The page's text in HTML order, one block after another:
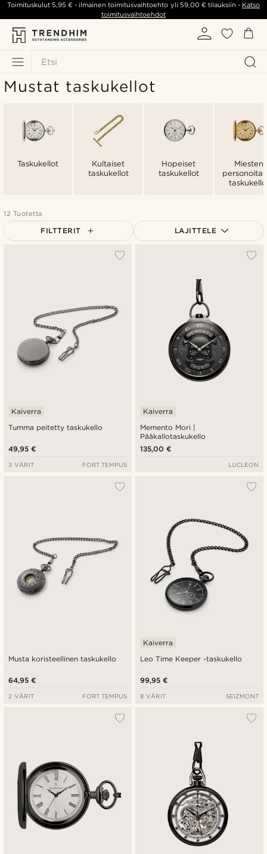
Etsi
Toimituskulut5,95 € - ilmainen toimitusvaihtoehto yli 59,00 €tilauksiin - Katso
toimitusvaihtoehdot
Mustat taskukellot
Taskukellot
Kultaiset
taskukellot
Hopeiset
taskukellot
Miesten
12 Tuotetta
FILTTERIT LAJITTELE
Tumma peitetty taskukello
Kaiverra
49,95 €
3 VÄRIT FORT TEMPUS
Memento Mori |
Pääkallotaskukello
Kaiverra
135,00 €
LUCLEON
Musta koristeellinen taskukello
64,95 €
2 VÄRIT FORT TEMPUS
Leo Time Keeper -taskukello
Kaiverra
99,95 €
8 VÄRIT SEIZMONT